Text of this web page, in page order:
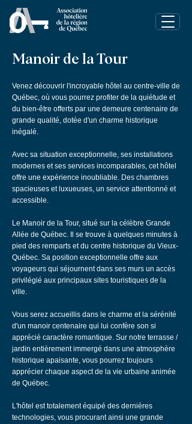
Manoir de la Tour
Venez découvrir l'incroyable hôtel au centre-ville de
Québec, où vous pourrez profiter de la quiétude et
du bien-être offerts par une demeure centenaire de
grande qualité, dotée d'un charme historique
inégalé.
Avec sa situation exceptionnelle, ses installations
modernes et ses services incomparables, cet hôtel
offre une expérience inoubliable. Des chambres
spacieuses et luxueuses, un service attentionné et
accessible.
Le Manoir de la Tour, situé sur la célèbre Grande
Allée de Québec. Il se trouve à quelques minutes à
pied des remparts et du centre historique du Vieux-
Québec. Sa position exceptionnelle offre aux
voyageurs qui séjournent dans ses murs un accès
privilégié aux principaux sites touristiques de la
ville.
Vous serez accueillis dans le charme et la sérénité
d'un manoir centenaire qui lui confère son si
apprécié caractère romantique. Sur notre terrasse /
jardin entièrement immergé dans une atmosphère
historique apaisante, vous pourrez toujours
apprécier chaque aspect de la vie urbaine animée
de Québec.
L'hôtel est totalement équipé des dernières
technologies, vous procurant ainsi une grande